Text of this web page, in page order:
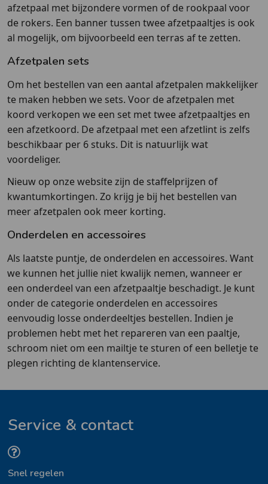
afzetpaal met bijzondere vormen of de rookpaal voor
de rokers. Een banner tussen twee afzetpaaltjes is ook
al mogelijk, om bijvoorbeeld een terras af te zetten.
Afzetpalen sets
Om het bestellen van een aantal afzetpalen makkelijker
te maken hebben we sets. Voor de afzetpalen met
koord verkopen we een set met twee afzetpaaltjes en
een afzetkoord. De afzetpaal met een afzetlint is zelfs
beschikbaar per 6 stuks. Dit is natuurlijk wat
voordeliger.
Nieuw op onze website zijn de staffelprijzen of
kwantumkortingen. Zo krijg je bij het bestellen van
meer afzetpalen ook meer korting.
Onderdelen en accessoires
Als laatste puntje, de onderdelen en accessoires. Want
we kunnen het jullie niet kwalijk nemen, wanneer er
een onderdeel van een afzetpaaltje beschadigt. Je kunt
onder de categorie onderdelen en accessoires
eenvoudig losse onderdeeltjes bestellen. Indien je
problemen hebt met het repareren van een paaltje,
schroom niet om een mailtje te sturen of een belletje te
plegen richting de klantenservice.
Service & contact
Snel regelen